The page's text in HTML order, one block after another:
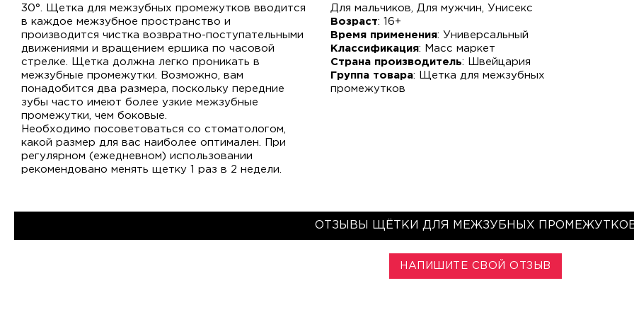
30°. Щетка для межзубных промежутков вводится
в каждое межзубное пространство и
производится чистка возвратно-поступательными
движениями и вращением ершика по часовой
стрелке. Щетка должна легко проникать в
межзубные промежутки. Возможно, вам
понадобится два размера, поскольку передние
зубы часто имеют более узкие межзубные
промежутки, чем боковые.
Необходимо посоветоваться со стоматологом,
какой размер для вас наиболее оптимален. При
регулярном (ежедневном) использовании
рекомендовано менять щетку 1 раз в 2 недели.
Для мальчиков, Для мужчин, Унисекс
Возраст: 16+
Время применения: Универсальный
Классификация: Масс маркет
Страна производитель: Швейцария
Группа товара: Щетка для межзубных
промежутков
ОТЗЫВЫ ЩЁТКИ ДЛЯ МЕЖЗУБНЫХ
НАПИШИТЕ СВОЙ ОТЗЫВ